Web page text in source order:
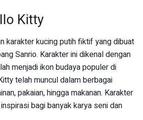
Kitty
karakter kucing putih fiktif yang dibuat
Sanrio. Karakter ini dikenal dengan
menjadi ikon budaya populer di
telah muncul dalam berbagai
pakaian, hingga makanan. Karakter
bagi banyak karya seni dan